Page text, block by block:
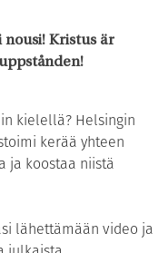
nousi! Kristus är
kielellä? Helsingin
kerää yhteen
ja koostaa niistä
lähettämään video ja